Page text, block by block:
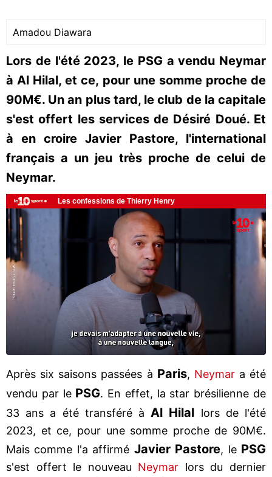
Amadou Diawara
Lors de l'été 2023, le PSG a vendu Neymar
à Al Hilal, et ce, pour une somme proche de
90M€. Un an plus tard, le club de la capitale
s'est offert les services de Désiré Doué. Et
à en croire Javier Pastore, l'international
français a un jeu très proche de celui de
Neymar.
Après six saisons passées à Paris, Neymar a été
vendu par le PSG. En effet, la star brésilienne de
33 ans a été transféré à Al Hilal lors de l'été
2023, et ce, pour une somme proche de 90M€.
Mais comme l'a affirmé Javier Pastore, le PSG
s'est offert le nouveau Neymar lors du dernier